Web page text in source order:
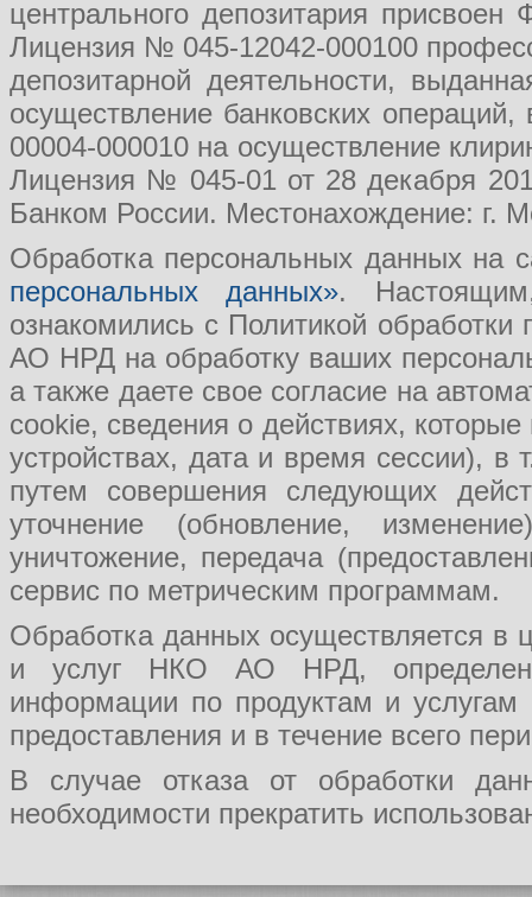
центрального депозитария
Лицензия № 045-12042-000100
депозитарной деятельности,
осуществление банковских
00004-000010 на осуществление
Лицензия № 045-01 от 28 декабря
Банком России. Местонахождение: г.
Обработка персональных данных на
персональных данных».
ознакомились с Политикой
АО НРД на обработку ваших
а также даете свое согласие на
cookie, сведения о действиях,
устройствах, дата и время сессии), в
путем совершения следующих
уточнение (обновление,
уничтожение, передача
сервис по метрическим программам.
Обработка данных осуществляется в
и услуг НКО АО НРД, определения
информации по продуктам и
предоставления и в течение всего
В случае отказа от обработки
необходимости прекратить